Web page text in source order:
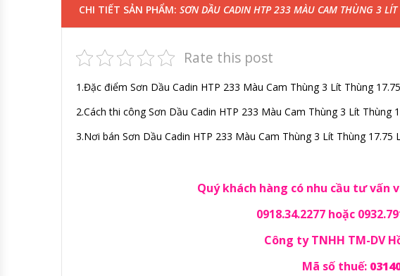
CHI TIẾT SẢN PHẨM: SƠN DẦU CADIN HTP 233 MÀU CAM THÙNG 3
Rate this post
1.Đặc điểm Sơn Dầu Cadin HTP 233 Màu Cam Thùng 3 Lít Thùng
2.Cách thi công Sơn Dầu Cadin HTP 233 Màu Cam Thùng 3 Lít Thùng
3.Nơi bán Sơn Dầu Cadin HTP 233 Màu Cam Thùng 3 Lít Thùng 17.75
Quý khách hàng có nhu cầu tư vấn
0918.34.2277 hoặc
Công ty TNHH TM-DV
Mã số thuế: